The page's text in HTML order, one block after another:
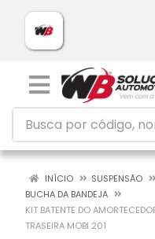
INÍCIO
SUSPENSÃO
BUCHA DA BANDEJA
KIT BATENTE DO
TRASEIRA MOBI 201